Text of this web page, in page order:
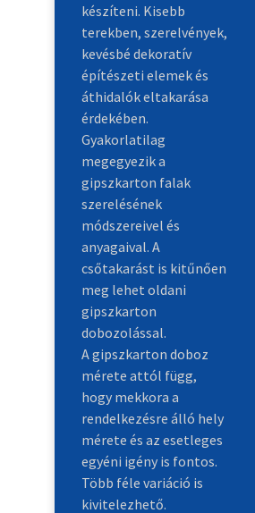
készíteni. Kisebb
terekben, szerelvények,
kevésbé dekoratív
építészeti elemek és
áthidalók eltakarása
érdekében.
Gyakorlatilag
megegyezik a
gipszkarton falak
szerelésének
módszereivel és
anyagaival. A
csőtakarást is kitűnően
meg lehet oldani
gipszkarton
dobozolással.
A gipszkarton doboz
mérete attól függ,
hogy mekkora a
rendelkezésre álló hely
mérete és az esetleges
egyéni igény is fontos.
Több féle variáció is
kivitelezhető.